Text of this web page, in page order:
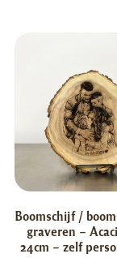
Boomschijf /
graveren –
24cm – zelf